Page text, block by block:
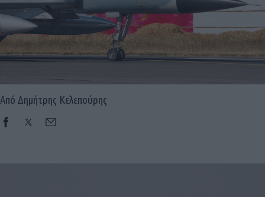
Social
Από Δημήτρης Κελεπούρης